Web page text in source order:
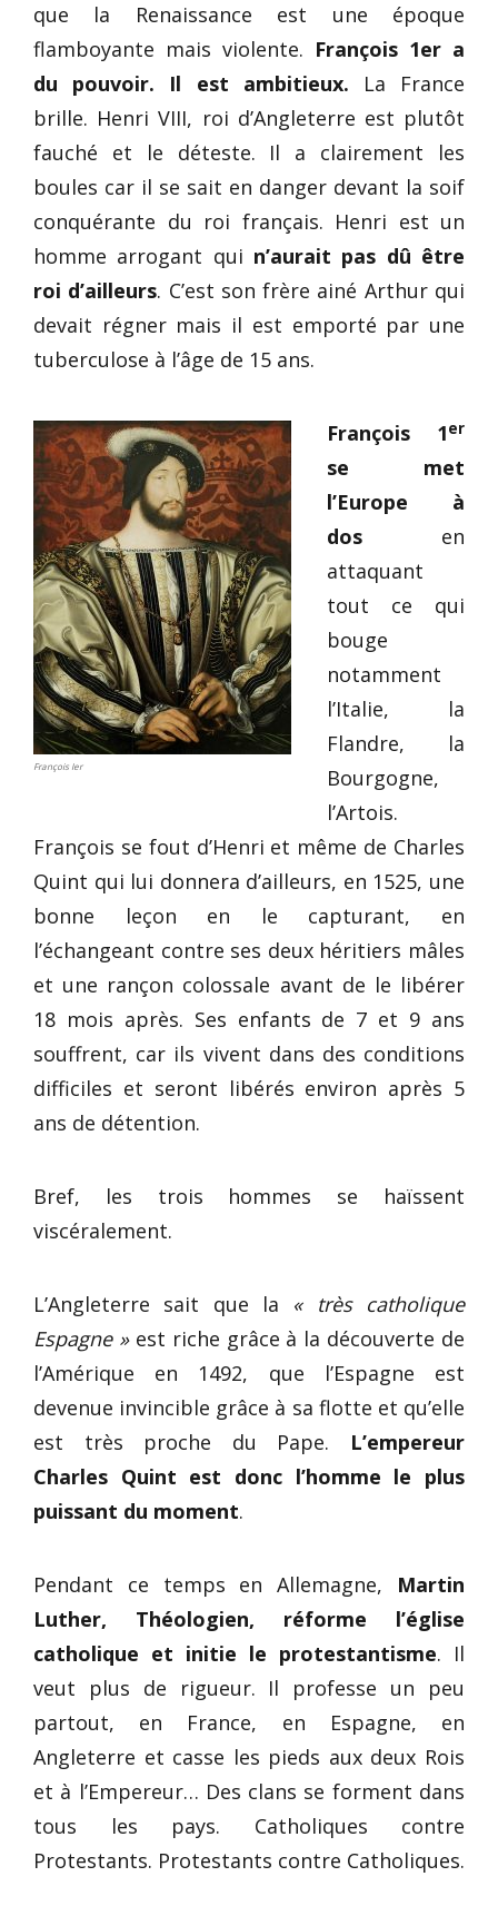
que la Renaissance est une époque
flamboyante mais violente. François 1er a
du pouvoir. Il est ambitieux. La France
brille. Henri VIII, roi d’Angleterre est plutôt
fauché et le déteste. Il a clairement les
boules car il se sait en danger devant la soif
conquérante du roi français. Henri est un
homme arrogant qui n’aurait pas dû être
roi d’ailleurs. C’est son frère ainé Arthur qui
devait régner mais il est emporté par une
tuberculose à l’âge de 15 ans.
François Ier
François 1er
se met
l’Europe à
dosen
attaquant
tout ce qui
bouge
notamment
l’Italie, la
Flandre, la
Bourgogne,
l’Artois.
François se fout d’Henri et même de Charles
Quint qui lui donnera d’ailleurs, en 1525, une
bonne leçon en le capturant, en
l’échangeant contre ses deux héritiers mâles
et une rançon colossale avant de le libérer
18 mois après. Ses enfants de 7 et 9 ans
souffrent, car ils vivent dans des conditions
difficiles et seront libérés environ après 5
ans de détention.
Bref, les trois hommes se haïssent
viscéralement.
L’Angleterre sait que la « très catholique
Espagne »est riche grâce à la découverte de
l’Amérique en 1492, que l’Espagne est
devenue invincible grâce à sa flotte et qu’elle
est très proche du Pape. L’empereur
Charles Quint est donc l’homme le plus
puissant du moment.
Pendant ce temps en Allemagne, Martin
Luther, Théologien, réforme l’église
catholique et initie le protestantisme. Il
veut plus de rigueur. Il professe un peu
partout, en France, en Espagne, en
Angleterre et casse les pieds aux deux Rois
et à l’Empereur… Des clans se forment dans
tous les pays. Catholiques contre
Protestants. Protestants contre Catholiques.